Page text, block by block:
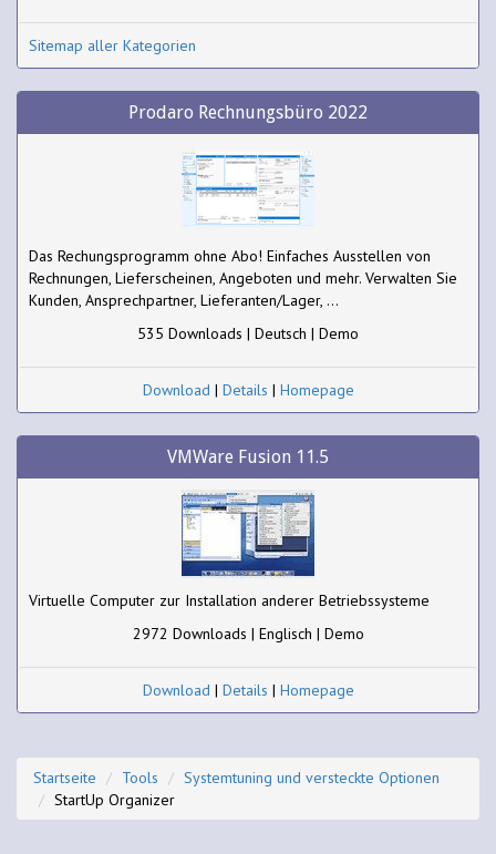
Sitemap aller Kategorien
Prodaro Rechnungsbüro 2022
Das Rechungsprogramm ohne Abo! Einfaches Ausstellen von
Rechnungen, Lieferscheinen, Angeboten und mehr. Verwalten Sie
Kunden, Ansprechpartner, Lieferanten/Lager, ...
535 Downloads | Deutsch | Demo
Download | Details | Homepage
VMWare Fusion 11.5
Virtuelle Computer zur Installation anderer Betriebssysteme
2972 Downloads | Englisch | Demo
Download | Details | Homepage
Startseite Tools
Systemtuning und versteckte Optionen
StartUp Organizer